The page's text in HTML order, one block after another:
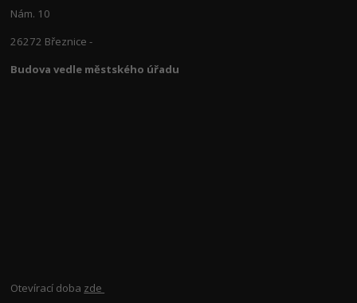
Nám. 10
26272 Březnice -
Budova vedle městského úřadu
Otevírací doba zde